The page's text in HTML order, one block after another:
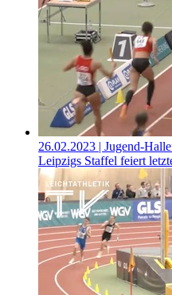
26.02.2023 | Jugend-
Leipzigs Staffel feiert